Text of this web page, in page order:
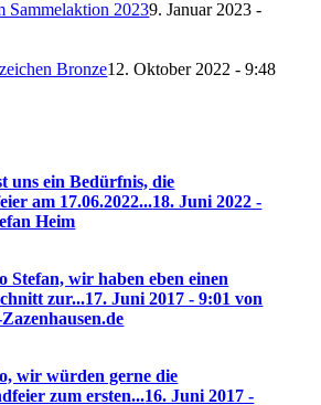
Sammelaktion 20239. Januar 2023 -
Bronze12. Oktober 2022 - 9:48
uns ein Bedürfnis, die
am 17.06.2022...18. Juni 2022 -
Heim
Stefan, wir haben eben einen
zur...17. Juni 2017 - 9:01 von
wir würden gerne die
zum ersten...16. Juni 2017 -